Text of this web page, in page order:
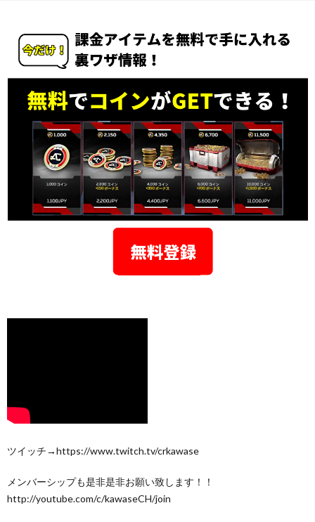
ツイッチ→https://www.twitch.tv/crkawase
メンバーシップも是非是非お願い致します！！
http://youtube.com/c/kawaseCH/join